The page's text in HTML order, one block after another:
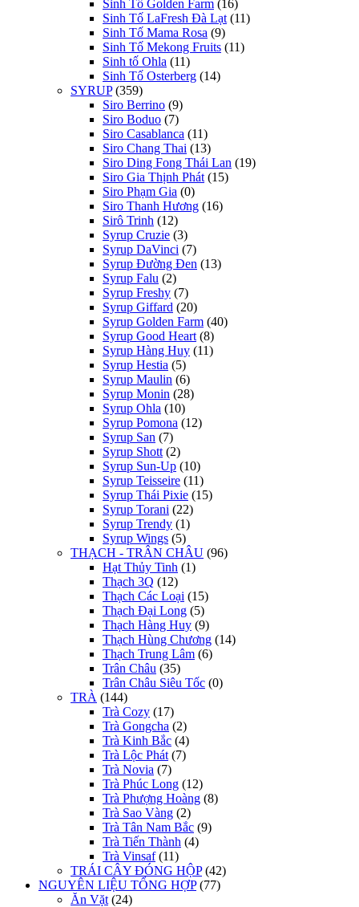
Sinh Tố Golden Farm (16)
Sinh Tố LaFresh Đà Lạt (11)
Sinh Tố Mama Rosa (9)
Sinh Tố Mekong Fruits (11)
Sinh tố Ohla (11)
Sinh Tố Osterberg (14)
SYRUP (359)
Siro Berrino (9)
Siro Boduo (7)
Siro Casablanca (11)
Siro Chang Thai (13)
Siro Ding Fong Thái Lan (19)
Siro Gia Thịnh Phát (15)
Siro Phạm Gia (0)
Siro Thanh Hương (16)
Sirô Trinh (12)
Syrup Cruzie (3)
Syrup DaVinci (7)
Syrup Đường Đen (13)
Syrup Falu (2)
Syrup Freshy (7)
Syrup Giffard (20)
Syrup Golden Farm (40)
Syrup Good Heart (8)
Syrup Hàng Huy (11)
Syrup Hestia (5)
Syrup Maulin (6)
Syrup Monin (28)
Syrup Ohla (10)
Syrup Pomona (12)
Syrup San (7)
Syrup Shott (2)
Syrup Sun-Up (10)
Syrup Teisseire (11)
Syrup Thái Pixie (15)
Syrup Torani (22)
Syrup Trendy (1)
Syrup Wings (5)
THẠCH - TRÂN CHÂU (96)
Hạt Thủy Tinh (1)
Thạch 3Q (12)
Thạch Các Loại (15)
Thạch Đại Long (5)
Thạch Hàng Huy (9)
Thạch Hùng Chương (14)
Thạch Trung Lâm (6)
Trân Châu (35)
Trân Châu Siêu Tốc (0)
TRÀ (144)
Trà Cozy (17)
Trà Gongcha (2)
Trà Kinh Bắc (4)
Trà Lộc Phát (7)
Trà Novia (7)
Trà Phúc Long (12)
Trà Phượng Hoàng (8)
Trà Sao Vàng (2)
Trà Tân Nam Bắc (9)
Trà Tiến Thành (4)
Trà Vinsaf (11)
TRÁI CÂY ĐÓNG HỘP (42)
NGUYÊN LIỆU TỔNG HỢP (77)
Ăn Vặt (24)